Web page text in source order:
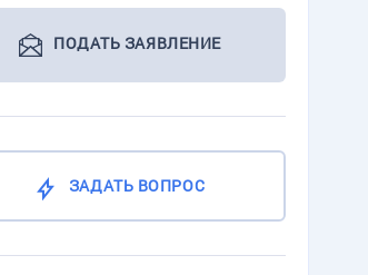
ПОДАТЬ ЗАЯВЛЕНИЕ
ЗАДАТЬ ВОПРОС